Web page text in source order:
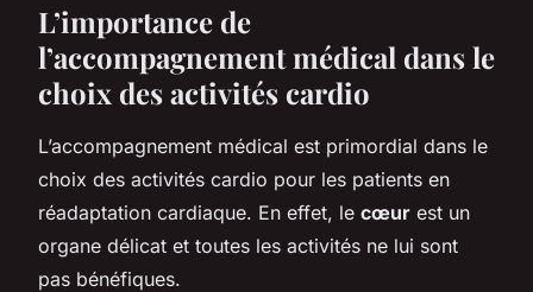
L’importance de
l’accompagnement médical dans le
choix des activités cardio
L’accompagnement médical est primordial dans le
choix des activités cardio pour les patients en
réadaptation cardiaque. En effet, le cœur est un
organe délicat et toutes les activités ne lui sont
pas bénéfiques.